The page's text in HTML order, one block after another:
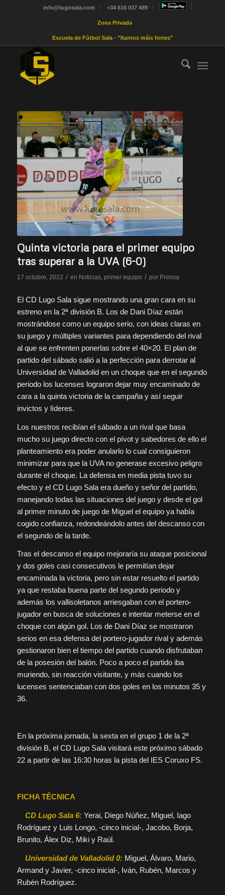
info@lugosala.com +34 616 037 489
Zona Privada
Escuela de Fútbol Sala - "Xuntos máis fortes"
Quinta victoria para el primer equipo
tras superar a la UVA (6-0)
17 octubre, 2022 / en Noticias, primer equipo / por Prensa
El CD Lugo Sala sigue mostrando una gran cara en su
estreno en la 2ª división B. Los de Dani Díaz están
mostrándose como un equipo serio, con ideas claras en
su juego y múltiples variantes para dependiendo del rival
al que se enfrenten ponerlas sobre el 40×20. El plan de
partido del sábado salió a la perfección para derrotar al
Universidad de Valladolid en un choque que en el segundo
periodo los lucenses lograron dejar muy encaminado de
cara a la quinta victoria de la campaña y así seguir
invictos y líderes.
Los nuestros recibían el sábado a un rival que basa
mucho su juego directo con el pívot y sabedores de ello el
planteamiento era poder anularlo lo cual consiguieron
minimizar para que la UVA no generase excesivo peligro
durante el choque. La defensa en media pista tuvo su
efecto y el CD Lugo Sala era dueño y señor del partido,
manejando todas las situaciones del juego y desde el gol
al primer minuto de juego de Miguel el equipo ya había
cogido confianza, redondeándolo antes del descanso con
el segundo de la tarde.
Tras el descanso el equipo mejoraría su ataque posicional
y dos goles casi consecutivos le permitían dejar
encaminada la victoria, pero sin estar resuelto el partido
ya que restaba buena parte del segundo periodo y
además los vallisoletanos arriesgaban con el portero-
jugador en busca de soluciones e intentar meterse en el
choque con algún gol. Los de Dani Díaz se mostraron
serios en esa defensa del portero-jugador rival y además
gestionaron bien el tiempo del partido cuando disfrutaban
de la posesión del balón. Poco a poco el partido iba
muriendo, sin reacción visitante, y más cuando los
lucenses sentenciaban con dos goles en los minutos 35 y
36.
En la próxima jornada, la sexta en el grupo 1 de la 2ª
división B, el CD Lugo Sala visitará este próximo sábado
22 a partir de las 16:30 horas la pista del IES Coruxo FS.
FICHA TÉCNICA
CD Lugo Sala 6: Yerai, Diego Núñez, Miguel, Iago
Rodríguez y Luis Longo, -cinco inicial-, Jacobo, Borja,
Brunito, Álex Diz, Miki y Raúl.
Universidad de Valladolid 0: Miguel, Álvaro, Mario,
Armand y Javier, -cinco inicial-, Iván, Rubén, Marcos y
Rubén Rodríguez.